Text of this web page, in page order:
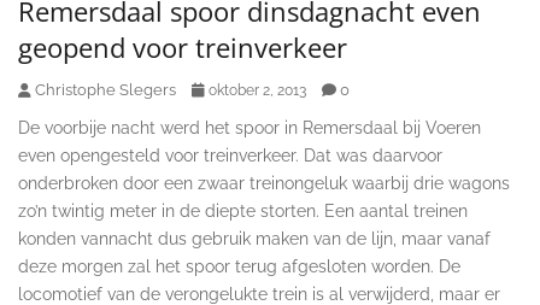
Remersdaal spoor dinsdagnacht even
geopend voor treinverkeer
Christophe Slegers oktober 2, 2013 0
De voorbije nacht werd het spoor in Remersdaal bij Voeren
even opengesteld voor treinverkeer. Dat was daarvoor
onderbroken door een zwaar treinongeluk waarbij drie wagons
zo’n twintig meter in de diepte storten. Een aantal treinen
konden vannacht dus gebruik maken van de lijn, maar vanaf
deze morgen zal het spoor terug afgesloten worden. De
locomotief van de verongelukte trein is al verwijderd, maar er